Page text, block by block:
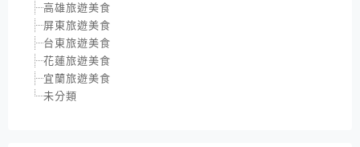
高雄旅遊美食
屏東旅遊美食
台東旅遊美食
花蓮旅遊美食
宜蘭旅遊美食
未分類